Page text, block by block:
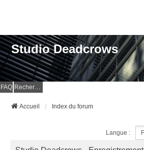
Studio Deadcrows
FAQ Rechercher
Accueil Index du forum
Langue :